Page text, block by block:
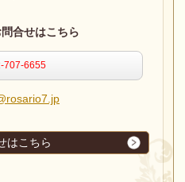
合せはこちら
707-6655
はこちら